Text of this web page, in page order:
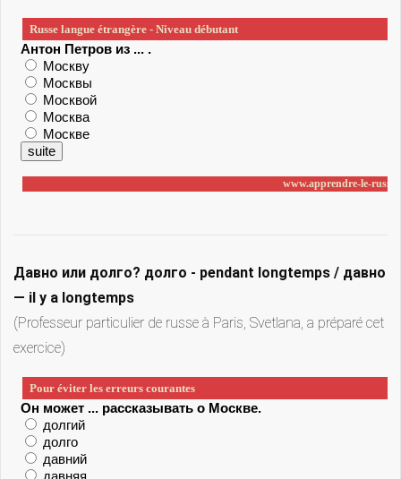
Давно или долго? долго - pendant longtemps / давно
— il y a longtemps
(Professeur particulier de russe à Paris, Svetlana, a préparé cet
exercice)